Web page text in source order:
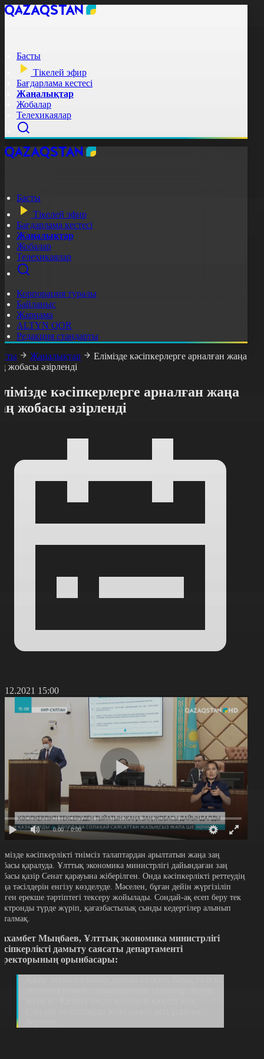
Басты
Тікелей эфир
Бағдарлама кестесі
Жаңалықтар
Жобалар
Телехикаялар
Басты
Тікелей эфир
Бағдарлама кестесі
Жаңалықтар
Жобалар
Телехикаялар
Корпорация туралы
Байланыс
Жарнама
ALTYN QOR
Редакция стандарты
Жаңалықтар
Елімізде кәсіпкерлерге арналған жаңа
жобасы әзірленді
кәсіпкерлерге арналған жаңа
жобасы әзірленді
15:00
0:00 / 0:00
кәсіпкерлікті тиімсіз талаптардан арылтатын жаңа заң
қаралуда. Ұлттық экономика министрлігі дайындаған заң
қазір Сенат қарауына жіберілген. Онда кәсіпкерлікті реттеудің
тәсілдерін енгізу көзделуде. Мәселен, бұған дейін жүргізіліп
ерекше тәртіптегі тексеру жойылады. Сондай-ақ есеп беру тек
түрде жүріп, қағазбастылық сынды кедергілер алынып
Мыңбаев, Ұлттық экономика министрлігі
дамыту саясаты департаменті
орынбасары: